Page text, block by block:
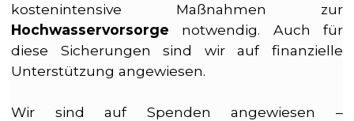
kostenintensive Maßnahmen zur
Hochwasservorsorge notwendig. Auch für
diese Sicherungen sind wir auf finanzielle
Unterstützung angewiesen.
Wir sind auf Spenden angewiesen –